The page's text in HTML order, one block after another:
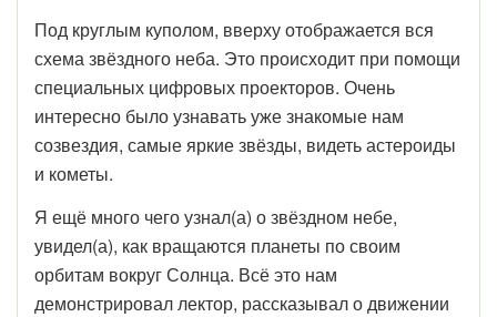
Под круглым куполом, вверху отображается вся
схема звёздного неба. Это происходит при помощи
специальных цифровых проекторов. Очень
интересно было узнавать уже знакомые нам
созвездия, самые яркие звёзды, видеть астероиды
и кометы.
Я ещё много чего узнал(а) о звёздном небе,
увидел(а), как вращаются планеты по своим
орбитам вокруг Солнца. Всё это нам
демонстрировал лектор, рассказывал о движении